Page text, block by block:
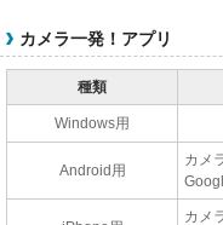
カメラ一発！アプリ
種類
Windows用
Android用
カメ
カメ